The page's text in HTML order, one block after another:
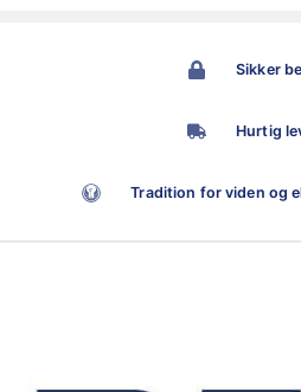
Sikker
Hurtig
Tradition for viden og